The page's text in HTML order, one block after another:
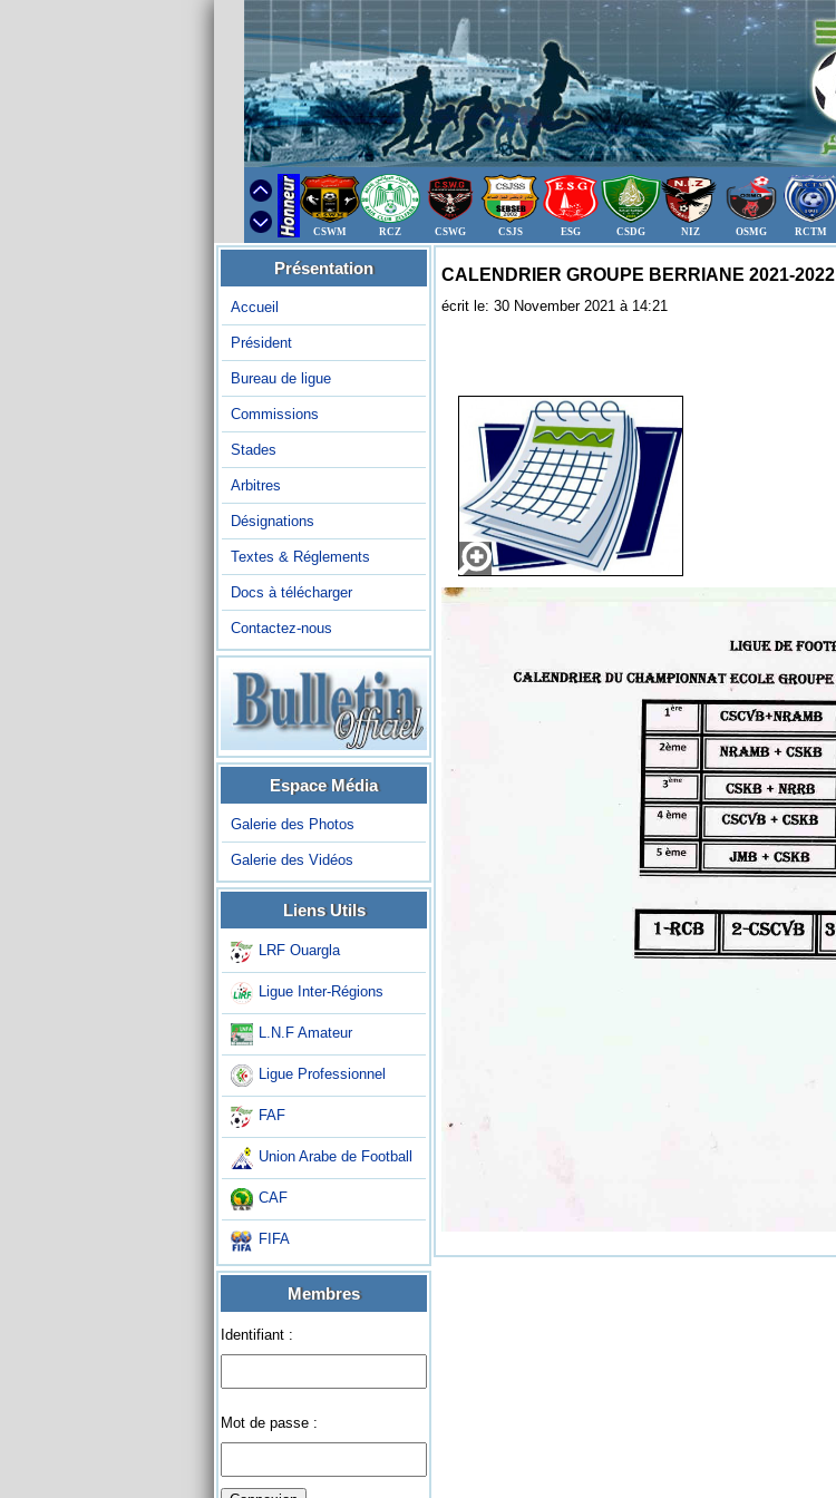
CSWM RCZ CSWG CSJS ESG CSDG NIZ OSMG RCTM
Présentation
Accueil
Président
Bureau de ligue
Commissions
Stades
Arbitres
Désignations
Textes & Réglements
Docs à télécharger
Contactez-nous
Espace Média
Galerie des Photos
Galerie des Vidéos
Liens Utils
LRF Ouargla
Ligue Inter-Régions
L.N.F Amateur
Ligue Professionnel
FAF
Union Arabe de Football
CAF
FIFA
Membres
Identifiant :
Mot de passe :
CALENDRIER GROUPE BERRIANE 2021-2022
écrit le: 30 November 2021 à 14:21